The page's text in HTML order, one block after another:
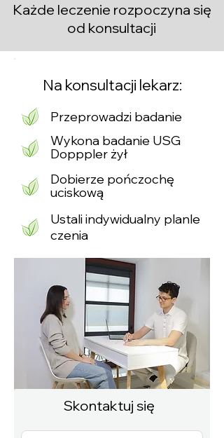
Każde leczenie rozpoczyna się
od konsultacji
Na konsultacji lekarz:
Przeprowadzi badanie
Wykona badanie USG
Dopppler żył
Dobierze pończochę
uciskową
Ustaliindywidualny planle
czenia
Skontaktuj się